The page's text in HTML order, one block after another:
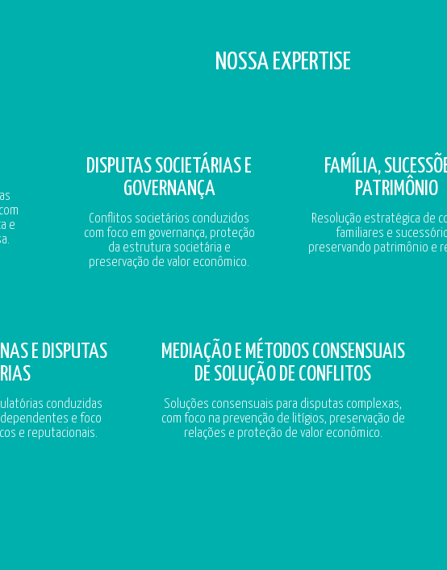
NOSSA EXPERTISE
e
DISPUTAS SOCIETÁRIAS E
GOVERNANÇA
Conflitos societários conduzidos
com foco em governança, proteção
da estrutura societária e
preservação de valor econômico.
FAMÍLIA,
PATRIMÔNIO
Resolução estratégica de
familiares e
preservando patrimônio e
E DISPUTAS
conduzidas
e foco
e reputacionais.
MEDIAÇÃO E MÉTODOS CONSENSUAIS
DE SOLUÇÃO DE CONFLITOS
Soluções consensuais para disputas complexas,
com foco na prevenção de litígios, preservação de
relações e proteção de valor econômico.